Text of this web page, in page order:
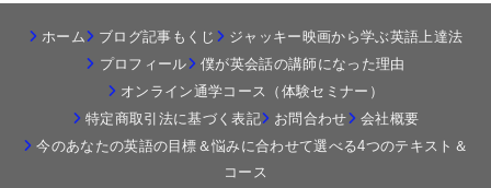
ホーム ブログ記事もくじ
ジャッキー映画から学ぶ英語上達法
プロフィール
僕が英会話の講師になった理由
オンライン通学コース（体験セミナー）
特定商取引法に基づく表記
お問合わせ
会社概要
今のあなたの英語の目標＆悩みに合わせて選べる4つのテキスト＆
コース